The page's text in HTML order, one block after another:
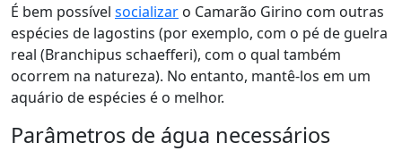
É bem possível socializar o Camarão Girino com outras
espécies de lagostins (por exemplo, com o pé de guelra
real (Branchipus schaefferi), com o qual também
ocorrem na natureza). No entanto, mantê-los em um
aquário de espécies é o melhor.
Parâmetros de água necessários